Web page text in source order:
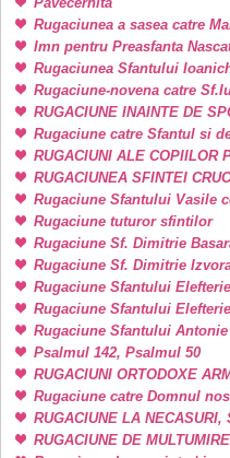
Rugaciunea a sasea catre
Imn pentru Preasfanta
Rugaciunea Sfantului
Rugaciune-novena catre
RUGACIUNE INAINTE DE
Rugaciune catre Sfantul si
RUGACIUNI ALE COPIILOR
RUGACIUNEA SFINTEI
Rugaciune Sfantului Vasile
Rugaciune tuturor sfintilor
Rugaciune Sf. Dimitrie
Rugaciune Sf. Dimitrie
Rugaciune Sfantului Elefterie
Rugaciune Sfantului Elefterie
Rugaciune Sfantului Antonie
Psalmul 142, Psalmul 50
RUGACIUNI ORTODOXE
Rugaciune catre Domnul
RUGACIUNE LA NECASURI,
RUGACIUNE DE